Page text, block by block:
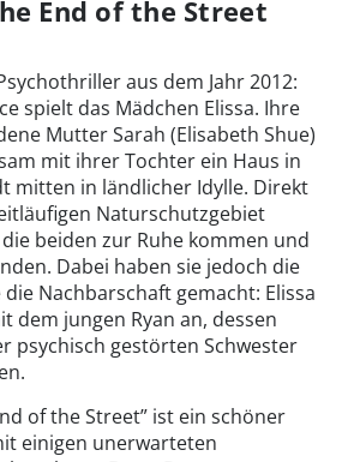
End of the Street
aus dem Jahr 2012:
spielt das Mädchen Elissa. Ihre
Mutter Sarah (Elisabeth Shue)
mit ihrer Tochter ein Haus in
mitten in ländlicher Idylle. Direkt
Naturschutzgebiet
beiden zur Ruhe kommen und
Dabei haben sie jedoch die
Nachbarschaft gemacht: Elissa
dem jungen Ryan an, dessen
psychisch gestörten Schwester
of the Street” ist ein schöner
einigen unerwarteten